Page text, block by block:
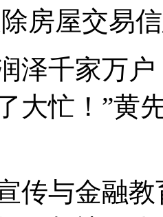
房屋交易
泽千家万
大忙！”黄
传与金融